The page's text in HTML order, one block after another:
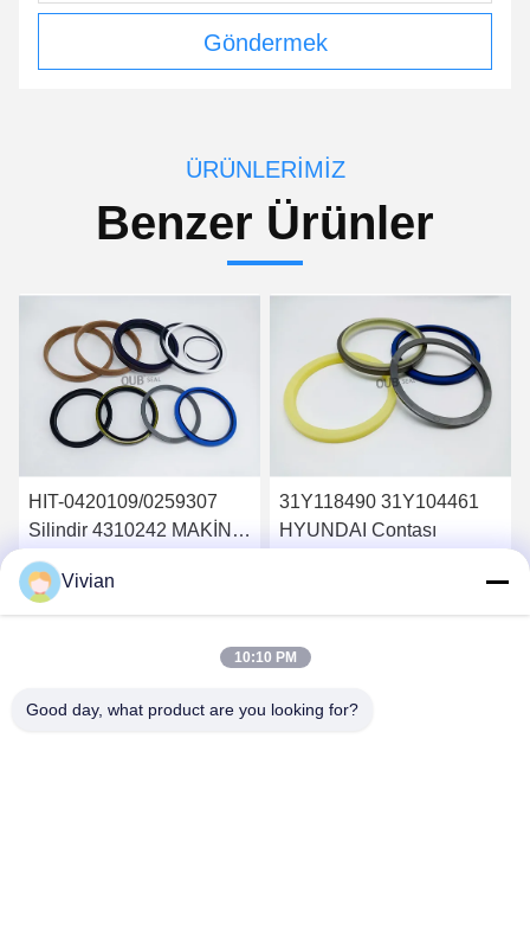
Göndermek
ÜRÜNLERIMIZ
Benzer Ürünler
HIT-0420109/0259307
Silindir 4310242 MAKİNA
ZX450 EKSKAVATÖR
DİREKSİYON BOMU
KOLU BUCKER KEÇE
En İyi Fiyatı Alın
31Y118490 31Y104461
HYUNDAI Contası
Vivian
10:10 PM
Good day, what product are you looking for?